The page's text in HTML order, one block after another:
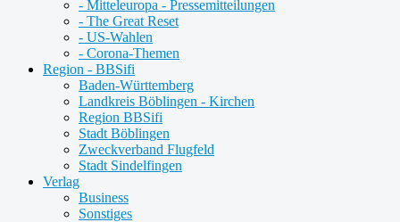
- Mitteleuropa - Pressemitteilungen
- The Great Reset
- US-Wahlen
- Corona-Themen
Region - BBSifi
Baden-Württemberg
Landkreis Böblingen - Kirchen
Region BBSifi
Stadt Böblingen
Zweckverband Flugfeld
Stadt Sindelfingen
Verlag
Business
Sonstiges